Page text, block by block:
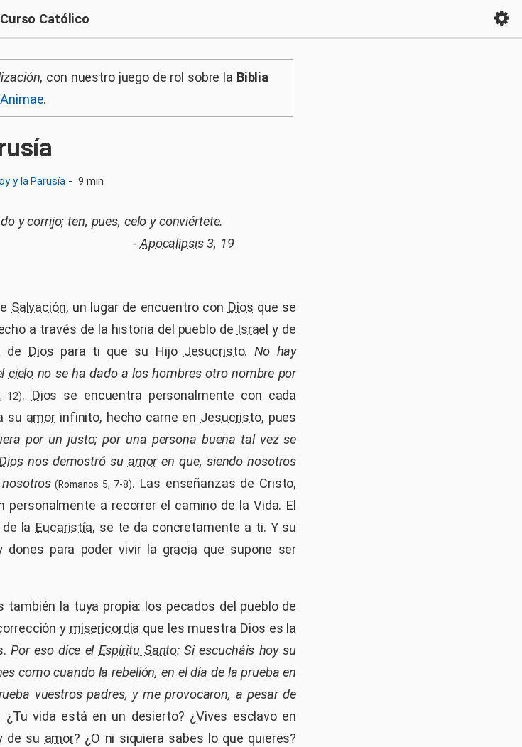
Curso Católico
, con nuestro juego de rol sobre la Biblia
.
y la Parusía - 9 min
y corrijo; ten, pues, celo y conviértete.
-Apocalipsis3, 19
Salvación, un lugar de encuentro con Dios que se
a través de la historia del pueblo de Israel y de
de Dios para ti que su Hijo Jesucristo. No hay
cielo no se ha dado a los hombres otro nombre por
12). Dios se encuentra personalmente con cada
su amor infinito, hecho carne en Jesucristo, pues
por un justo; por una persona buena tal vez se
nos demostró su amoren que, siendo nosotros
(Romanos 5, 7-8). Las enseñanzas de Cristo,
personalmente a recorrer el camino de la Vida. El
la Eucaristía, se te da concretamente a ti. Y su
para poder vivir la gracia que supone ser
también la tuya propia: los pecados del pueblo de
y misericordia que les muestra Dios es la
Por eso dice el Espíritu Santo: Si escucháis hoy su
como cuando la rebelión, en el día de la prueba en
vuestros padres, y me provocaron, a pesar de
¿Tu vida está en un desierto? ¿Vives esclavo en
de su amor? ¿O ni siquiera sabes lo que quieres?